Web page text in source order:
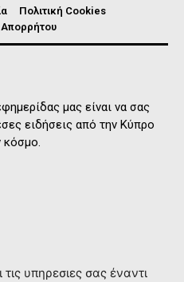
Πολιτική Cookies
Απορρήτου
μας είναι να σας
ειδήσεις από την Κύπρο
κόσμο.
υπηρεσιες σας έναντι